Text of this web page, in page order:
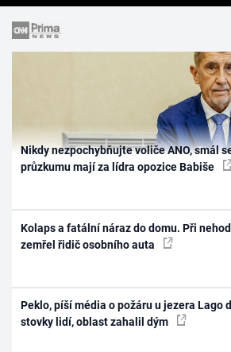
Nikdy nezpochybňujte voliče ANO, smál
průzkumu mají za lídra opozice Babiše
Kolaps a fatální náraz do domu. Při
zemřel řidič osobního auta
Peklo, píší média o požáru u jezera Lago
stovky lidí, oblast zahalil dým